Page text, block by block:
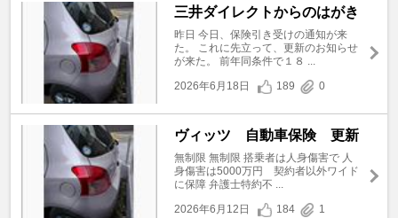
三井ダイレクトからのはがき
昨日 今日、保険引き受けの通知が来
た。 これに先立って、更新のお知らせ
が来た。 前年同条件で１８ ...
2026年6月18日
189 0
ヴィッツ 自動車保険 更新
無制限 無制限 搭乗者は人身傷害で 人
身傷害は5000万円 契約者以外ワイド
に保障 弁護士特約不 ...
2026年6月12日
184 1